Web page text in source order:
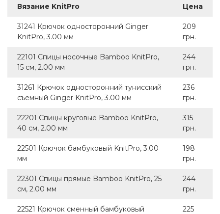
Вязание KnitPro Цена
31241 Крючок односторонний Ginger
KnitPro, 3.00 мм
209
грн.
22101 Спицы носочные Bamboo KnitPro,
15 см, 2.00 мм
244
грн.
31261 Крючок односторонний тунисский
съемный Ginger KnitPro, 3.00 мм
236
грн.
22201 Спицы круговые Bamboo KnitPro,
40 см, 2.00 мм
315
грн.
22501 Крючок бамбуковый KnitPro, 3.00
мм
198
грн.
22301 Спицы прямые Bamboo KnitPro, 25
см, 2.00 мм
244
грн.
22521 Крючок сменный бамбуковый
225